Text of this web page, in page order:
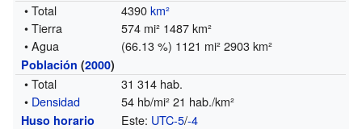
• Total 4390km²
• Tierra
574 mi² 1487 km²
• Agua
(66.13 %) 1121 mi² 2903 km²
Población (2000)
• Total
31 314 hab.
• Densidad 54 hb/mi² 21 hab./km²
Huso horario Este: UTC-5/-4